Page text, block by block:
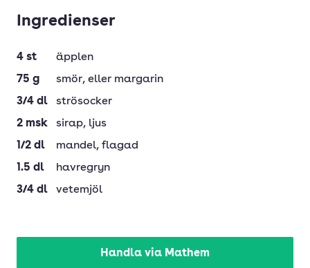
Ingredienser
4 st
äpplen
75 g smör, eller margarin
3/4 dl
strösocker
2 msk sirap, ljus
1/2 dl mandel, flagad
1.5 dl
havregryn
3/4 dl vetemjöl
Handla via Mathem